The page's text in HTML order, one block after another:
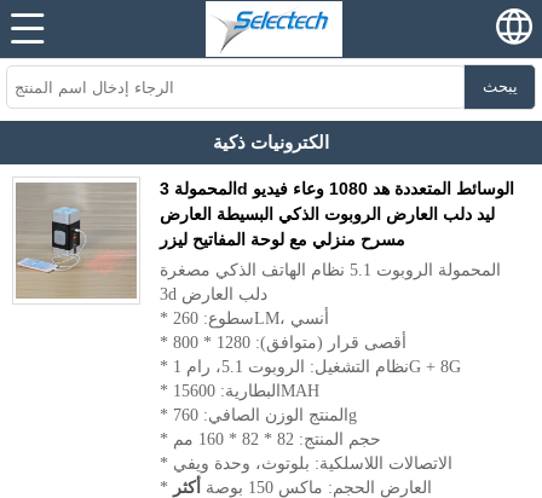
يبحث
الكترونيات ذكية
المحمولة 3d الوسائط المتعددة هد 1080 وعاء فيديو
ليد دلب العارض الروبوت الذكي البسيطة العارض
مسرح منزلي مع لوحة المفاتيح ليزر
المحمولة الروبوت 5.1 نظام الهاتف الذكي مصغرة
3d دلب العارض
* سطوع: 260LM، أنسي
* أقصى قرار (متوافق): 1280 * 800
* نظام التشغيل: الروبوت 5.1، رام 1G + 8G
* البطارية: 15600MAH
* المنتج الوزن الصافي: 760g
* حجم المنتج: 82 * 82 * 160 مم
* الاتصالات اللاسلكية: بلوتوث، وحدة ويفي
* العارض الحجم: ماكس 150 بوصة
أكثر